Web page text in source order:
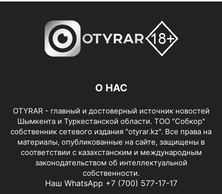
О НАС
OTYRAR - главный и достоверный источник новостей
Шымкента и Туркестанской области. ТОО "Собкор"
собственник сетевого издания "otyrar.kz". Все права на
материалы, опубликованные на сайте, защищены в
соответствии с казахстанским и международным
законодательством об интеллектуальной
собственности.
Наш WhatsApp +7 (700) 577-17-17